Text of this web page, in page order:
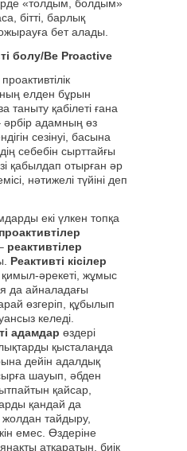
«толдым, болдым»
бітті, барлық
бет алады.
болу/Be Proactive
елден бұрын
таныту қабілеті ғана
әрбір адамның өз
сезінуі, басына
себебін сырттайғы
қабылдап отырған әр
нәтижелі түйіні деп
екі үлкен топқа
проактивтілер
реактивтілер
Реактивті кісілер
қимыл-әрекеті, жұмыс
да айналадағы
өзгеріп, құбылып
келеді.
адамдар өздері
қысталаңда
дейін адалдық
шауып, әбден
қайсар,
қандай да
тайдыру,
емес. Өздеріне
атқаратын, биік